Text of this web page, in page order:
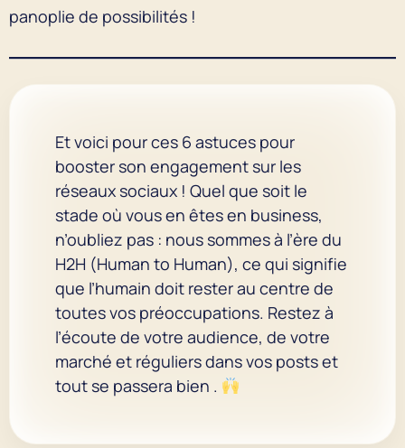
panoplie de possibilités !
Et voici pour ces 6 astuces pour
booster son engagement sur les
réseaux sociaux ! Quel que soit le
stade où vous en êtes en business,
n’oubliez pas : nous sommes à l’ère du
H2H (Human to Human), ce qui signifie
que l’humain doit rester au centre de
toutes vos préoccupations. Restez à
l’écoute de votre audience, de votre
marché et réguliers dans vos posts et
tout se passera bien .